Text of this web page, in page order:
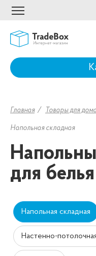
Главная Товары для
Напольная складная
для
Напольная складная
Настенно-